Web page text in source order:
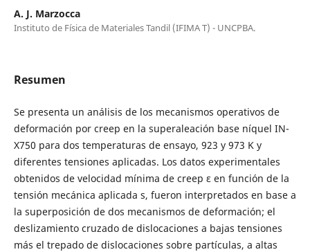
A. J. Marzocca
Instituto de Física de Materiales Tandil (IFIMA T) - UNCPBA.
Resumen
Se presenta un análisis de los mecanismos operativos de
deformación por creep en la superaleación base níquel IN-
X750 para dos temperaturas de ensayo, 923 y 973 K y
diferentes tensiones aplicadas. Los datos experimentales
obtenidos de velocidad mínima de creep ε en función de la
tensión mecánica aplicada s, fueron interpretados en base a
la superposición de dos mecanismos de deformación; el
deslizamiento cruzado de dislocaciones a bajas tensiones
más el trepado de dislocaciones sobre partículas, a altas